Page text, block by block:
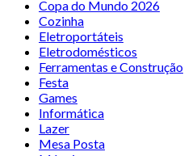
Copa do Mundo 2026
Cozinha
Eletroportáteis
Eletrodomésticos
Ferramentas e Construção
Festa
Games
Informática
Lazer
Mesa Posta